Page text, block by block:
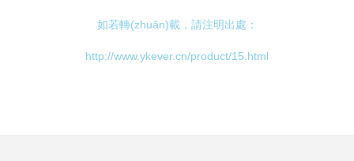
如若轉(zhuǎn)載，請注明出處：
http://www.ykever.cn/product/15.html